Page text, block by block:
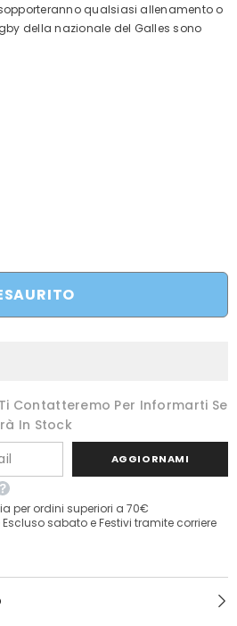
qualsiasi allenamento o
della nazionale del Galles sono
Contatteremo Per Informarti Se
In Stock
AGGIORNAMI
per ordini superiori a 70€
sabato e Festivi tramite corriere